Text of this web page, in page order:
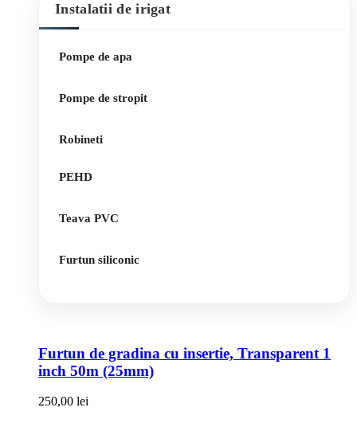
Instalatii de irigat
Pompe de apa
Pompe de stropit
Robineti
PEHD
Teava PVC
Furtun siliconic
Furtun de gradina cu insertie, Transparent 1
inch 50m (25mm)
250,00 lei